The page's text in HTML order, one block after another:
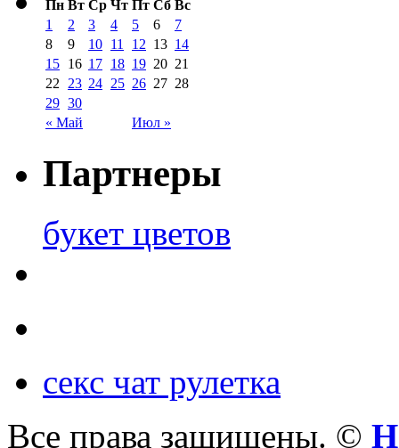
Пн Вт Ср Чт Пт Сб Вс
« Май Июл »
1 2 3 4 5 6
7
8
9 10 11 12 13 14
15 16 17 18 19 20 21
22
23 24 25 26 27 28
29 30
Партнеры
букет цветов
секс чат рулетка
Все права защищены. ©